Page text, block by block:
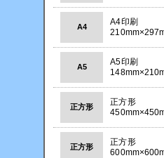
A4
A4印刷
A5
A5印刷
正方形
正方形
正方形
正方形